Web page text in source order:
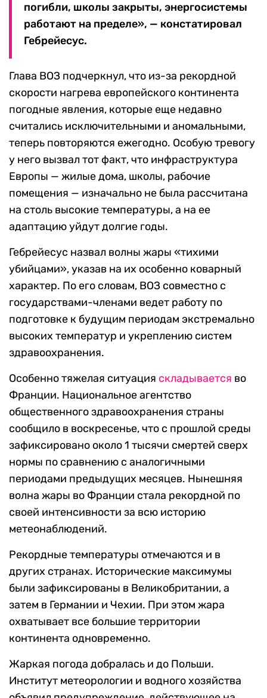
погибли, школы закрыты, энергосистемы
работают на пределе», — констатировал
Гебрейесус.
Глава ВОЗ подчеркнул, что из-за рекордной
скорости нагрева европейского континента
погодные явления, которые еще недавно
считались исключительными и аномальными,
теперь повторяются ежегодно. Особую тревогу
у него вызвал тот факт, что инфраструктура
Европы — жилые дома, школы, рабочие
помещения — изначально не была рассчитана
на столь высокие температуры, а на ее
адаптацию уйдут долгие годы.
Гебрейесус назвал волны жары «тихими
убийцами», указав на их особенно коварный
характер. По его словам, ВОЗ совместно с
государствами-членами ведет работу по
подготовке к будущим периодам экстремально
высоких температур и укреплению систем
здравоохранения.
Особенно тяжелая ситуация складывается во
Франции. Национальное агентство
общественного здравоохранения страны
сообщило в воскресенье, что с прошлой среды
зафиксировано около 1 тысячи смертей сверх
нормы по сравнению с аналогичными
периодами предыдущих месяцев. Нынешняя
волна жары во Франции стала рекордной по
своей интенсивности за всю историю
метеонаблюдений.
Рекордные температуры отмечаются и в
других странах. Исторические максимумы
были зафиксированы в Великобритании, а
затем в Германии и Чехии. При этом жара
охватывает все большие территории
континента одновременно.
Жаркая погода добралась и до Польши.
Институт метеорологии и водного хозяйства